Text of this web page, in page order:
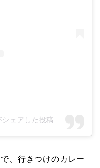
ェアした投稿
、 行きつけのカレー